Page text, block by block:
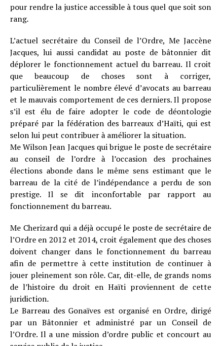
pour rendre la justice accessible à tous quel que soit son
rang.
L’actuel secrétaire du Conseil de l’Ordre, Me Jaccène
Jacques, lui aussi candidat au poste de bâtonnier dit
déplorer le fonctionnement actuel du barreau. Il croit
que beaucoup de choses sont à corriger,
particulièrement le nombre élevé d’avocats au barreau
et le mauvais comportement de ces derniers. Il propose
s’il est élu de faire adopter le code de déontologie
préparé par la fédération des barreaux d’Haïti, qui est
selon lui peut contribuer à améliorer la situation.
Me Wilson Jean Jacques qui brigue le poste de secrétaire
au conseil de l’ordre à l’occasion des prochaines
élections abonde dans le même sens estimant que le
barreau de la cité de l’indépendance a perdu de son
prestige. Il se dit inconfortable par rapport au
fonctionnement du barreau.
Me Cherizard qui a déjà occupé le poste de secrétaire de
l’Ordre en 2012 et 2014, croit également que des choses
doivent changer dans le fonctionnement du barreau
afin de permettre à cette institution de continuer à
jouer pleinement son rôle. Car, dit-elle, de grands noms
de l’histoire du droit en Haïti proviennent de cette
juridiction.
Le Barreau des Gonaïves est organisé en Ordre, dirigé
par un Bâtonnier et administré par un Conseil de
l’Ordre. Il a une mission d’ordre public et concourt au